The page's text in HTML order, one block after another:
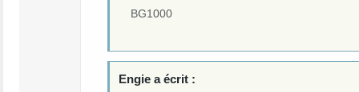
BG1000
Engie a écrit :